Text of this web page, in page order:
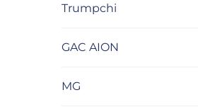
Trumpchi
GAC AION
MG